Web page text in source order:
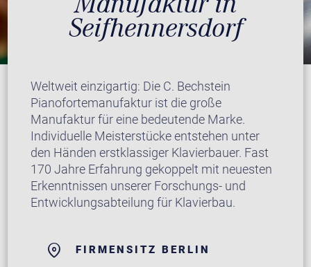
Seifhennersdorf
Weltweit einzigartig: Die C. Bechstein
Pianofortemanufaktur ist die große
Manufaktur für eine bedeutende Marke.
Individuelle Meisterstücke entstehen unter
den Händen erstklassiger Klavierbauer. Fast
170 Jahre Erfahrung gekoppelt mit neuesten
Erkenntnissen unserer Forschungs- und
Entwicklungsabteilung für Klavierbau.
FIRMENSITZ BERLIN